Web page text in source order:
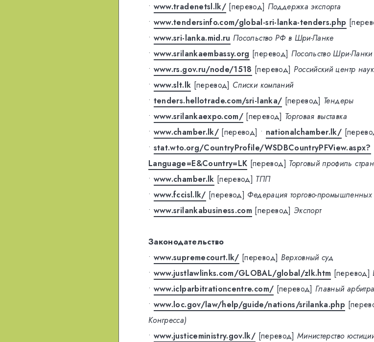
• www.tradenetsl.lk/ [перевод] Поддержка экспорта
• www.tendersinfo.com/global-sri-lanka-tenders.php
• www.sri-lanka.mid.ru Посольство РФ в Шри-Ланке
• www.srilankaembassy.org [перевод] Посольство Шри-
• www.rs.gov.ru/node/1518 [перевод] Российский центр
• www.slt.lk [перевод] Списки компаний
• tenders.hellotrade.com/sri-lanka/ [перевод] Тендеры
• www.srilankaexpo.com/ [перевод] Торговая выставка
• www.chamber.lk/ [перевод] • nationalchamber.lk/
• stat.wto.org/CountryProfile/WSDBCountryPFView.aspx?
Language=E&Country=LK [перевод] Торговый профиль
• www.chamber.lk [перевод] ТПП
• www.fccisl.lk/ [перевод] Федерация торгово-промышленных
• www.srilankabusiness.com [перевод] Экспорт
Законодательство
• www.supremecourt.lk/ [перевод] Верховный суд
• www.justlawlinks.com/GLOBAL/global/zlk.htm [перевод]
• www.iclparbitrationcentre.com/ [перевод] Главный
• www.loc.gov/law/help/guide/nations/srilanka.php
Конгресса)
• www.justiceministry.gov.lk/ [перевод] Министерство